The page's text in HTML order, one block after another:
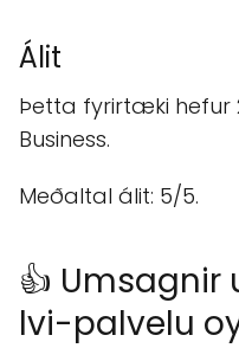
Álit
Þetta fyrirtæki hefur
Business.
Meðaltal álit: 5/5.
👍
lvi-palvelu